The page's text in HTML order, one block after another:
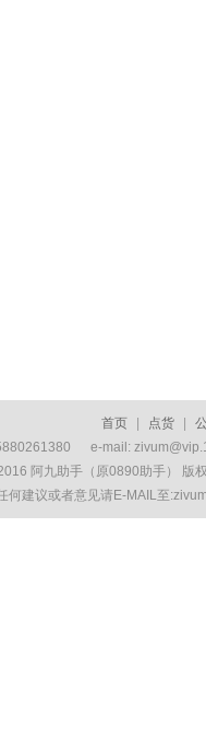
首页 点货
e-mail:
阿九助手（原0890助手） 版
何建议或者意见请E-MAIL至